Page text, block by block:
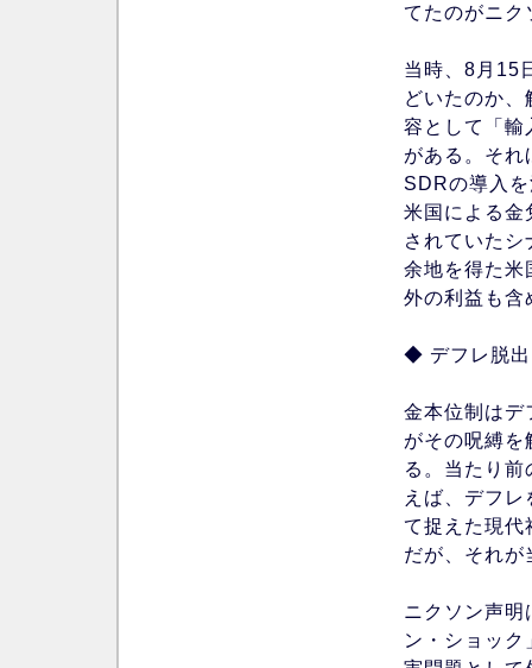
てたのがニク
当時、8月15
どいたのか
容として「輸
がある。そ
SDRの導入
米国による金
されていた
余地を得た米
外の利益も含
◆ デフレ脱
金本位制はデ
がその呪縛を
る。当たり
えば、デフ
て捉えた現代
だが、それが
ニクソン声明
ン・ショッ